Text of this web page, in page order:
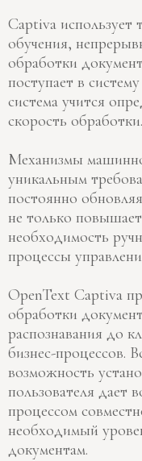
Captiva использует
обучения,
обработки
поступает в
система учится
скорость обработки.
Механизмы
уникальным
постоянно
не только
необходимость
процессы
OpenText Captiva
обработки
распознавания до
бизнес-процессов.
возможность
пользователя дает
процессом
необходимый
документам.